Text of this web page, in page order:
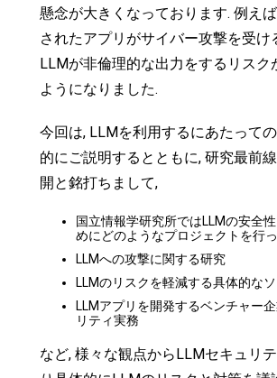
懸念が大きくなっております. 例え
されたアプリがサイバー攻撃を受け
LLMが非倫理的な出力をするリスク
ようになりました.
今回は, LLMを利用するにあたって
的にご説明するとともに, 研究最前
開と銘打ちまして,
国立情報学研究所ではLLMの安全
めにどのようなプロジェクトを行
LLMへの攻撃に関する研究
LLMのリスクを軽減する具体的な
LLMアプリを開発するベンチャー
リティ実務
など, 様々な観点からLLMセキュリ